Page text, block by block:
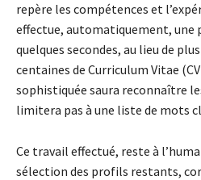
repère les compétences et
effectue, automatiquement, une
quelques secondes, au lieu de
centaines de Curriculum Vitae
sophistiquée saura reconnaître
limitera pas à une liste de mots
Ce travail effectué, reste à
sélection des profils restants,